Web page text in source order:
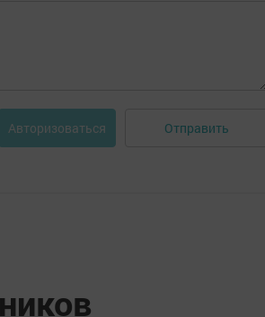
Авторизоваться Отправить